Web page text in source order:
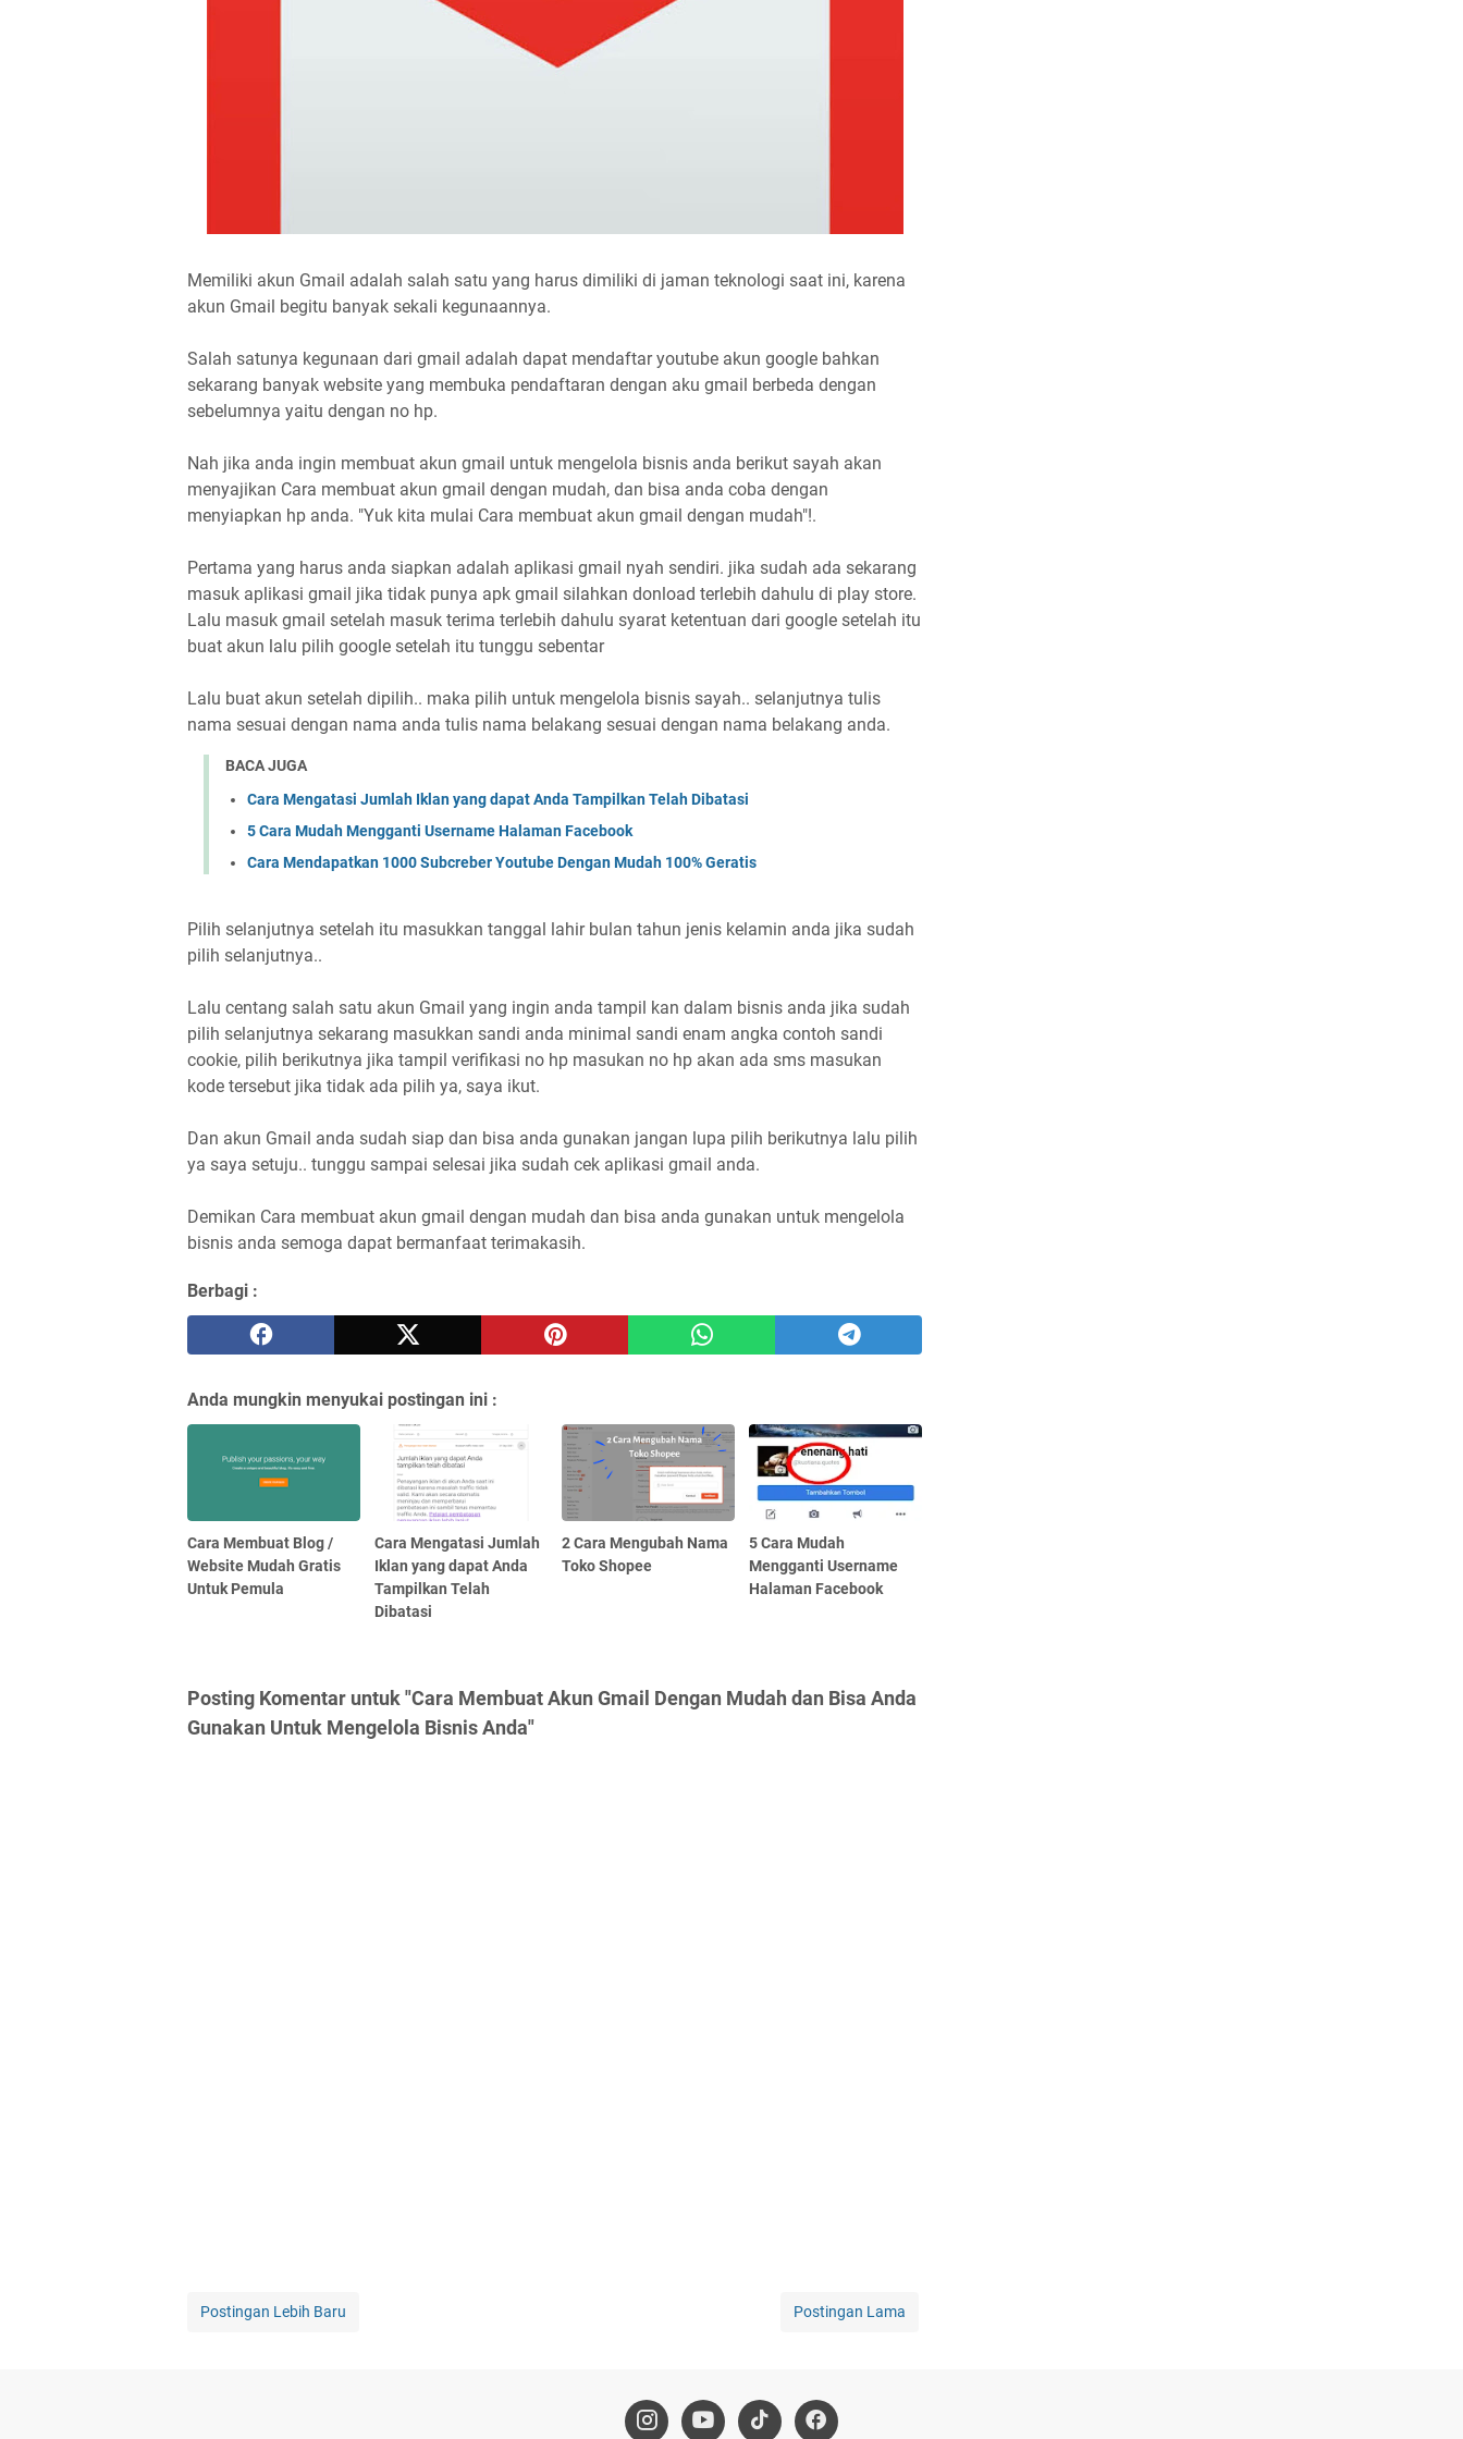
Memiliki akun Gmail adalah salah satu yang harus dimiliki di jaman teknologi saat ini, karena
akun Gmail begitu banyak sekali kegunaannya.
Salah satunya kegunaan dari gmail adalah dapat mendaftar youtube akun google bahkan
sekarang banyak website yang membuka pendaftaran dengan aku gmail berbeda dengan
sebelumnya yaitu dengan no hp.
Nah jika anda ingin membuat akun gmail untuk mengelola bisnis anda berikut sayah akan
menyajikan Cara membuat akun gmail dengan mudah, dan bisa anda coba dengan
menyiapkan hp anda. "Yuk kita mulai Cara membuat akun gmail dengan mudah"!.
Pertama yang harus anda siapkan adalah aplikasi gmail nyah sendiri. jika sudah ada sekarang
masuk aplikasi gmail jika tidak punya apk gmail silahkan donload terlebih dahulu di play store.
Lalu masuk gmail setelah masuk terima terlebih dahulu syarat ketentuan dari google setelah itu
buat akun lalu pilih google setelah itu tunggu sebentar
Lalu buat akun setelah dipilih.. maka pilih untuk mengelola bisnis sayah.. selanjutnya tulis
nama sesuai dengan nama anda tulis nama belakang sesuai dengan nama belakang anda.
BACA JUGA
Cara Mengatasi Jumlah Iklan yang dapat Anda Tampilkan Telah Dibatasi
5 Cara Mudah Mengganti Username Halaman Facebook
Cara Mendapatkan 1000 Subcreber Youtube Dengan Mudah 100% Geratis
Pilih selanjutnya setelah itu masukkan tanggal lahir bulan tahun jenis kelamin anda jika sudah
pilih selanjutnya..
Lalu centang salah satu akun Gmail yang ingin anda tampil kan dalam bisnis anda jika sudah
pilih selanjutnya sekarang masukkan sandi anda minimal sandi enam angka contoh sandi
cookie, pilih berikutnya jika tampil verifikasi no hp masukan no hp akan ada sms masukan
kode tersebut jika tidak ada pilih ya, saya ikut.
Dan akun Gmail anda sudah siap dan bisa anda gunakan jangan lupa pilih berikutnya lalu pilih
ya saya setuju.. tunggu sampai selesai jika sudah cek aplikasi gmail anda.
Demikan Cara membuat akun gmail dengan mudah dan bisa anda gunakan untuk mengelola
bisnis anda semoga dapat bermanfaat terimakasih.
Berbagi :
Anda mungkin menyukai postingan ini :
Cara Membuat Blog /
Website Mudah Gratis
Untuk Pemula
Cara Mengatasi Jumlah
Iklan yang dapat Anda
Tampilkan Telah
Dibatasi
2 Cara Mengubah Nama
Toko Shopee
5 Cara Mudah
Mengganti Username
Halaman Facebook
Posting Komentar untuk "Cara Membuat Akun Gmail Dengan Mudah dan Bisa Anda
Gunakan Untuk Mengelola Bisnis Anda"
Postingan Lebih Baru Postingan Lama